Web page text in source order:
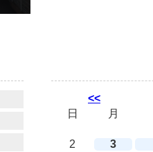
<<
日
月
2
3